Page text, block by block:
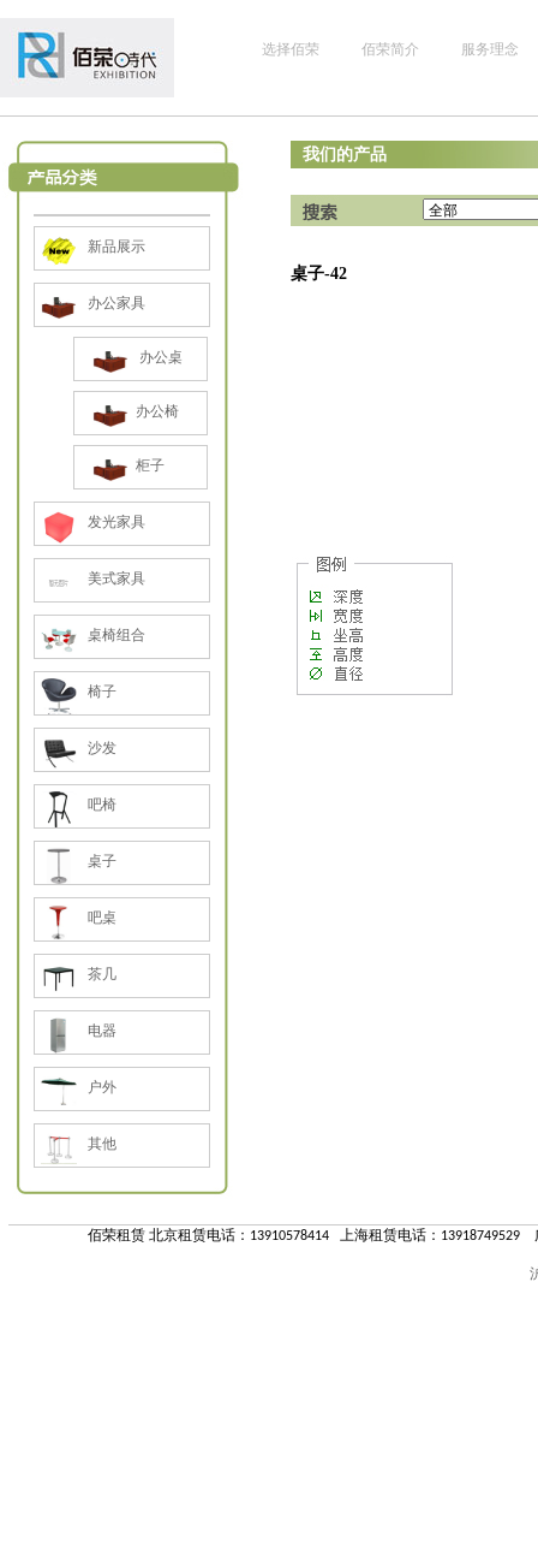
选择佰荣 佰荣简介 服务理念
我们的产品
桌子-42
新品展示
办公家具
办公桌
办公椅
柜子
发光家具
美式家具
桌椅组合
椅子
沙发
吧椅
桌子
吧桌
茶几
电器
户外
其他
佰荣租赁 北京租赁电话：13910578414 上海租赁电话：